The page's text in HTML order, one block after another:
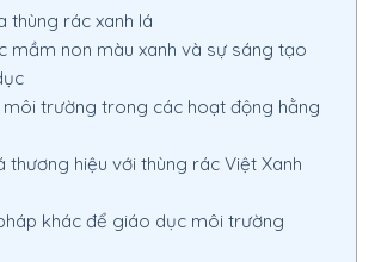
thùng rác xanh lá
mầm non màu xanh và sự sáng tạo
môi trường trong các hoạt động hằng
thương hiệu với thùng rác Việt Xanh
khác để giáo dục môi trường